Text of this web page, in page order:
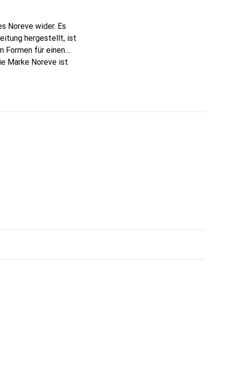
Noreve wider. Es
hergestellt, ist
Formen für einen
Marke Noreve ist